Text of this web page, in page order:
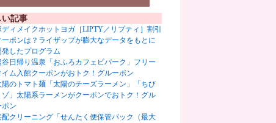
い記事
ディメイクホットヨガ［LIPTY／リプティ］割引
ーポンは？ライザップが膨大なデータをもとに
発したプログラム
谷日帰り温泉「おふろカフェビバーク」フリー
イム入館クーポンがおトク！グルーポン
陽のトマト麺「太陽のチーズラーメン」「ちび
ゾ」太陽系ラーメンがクーポンでおトク！グル
ポン
配クリーニング「せんたく便保管パック（最大